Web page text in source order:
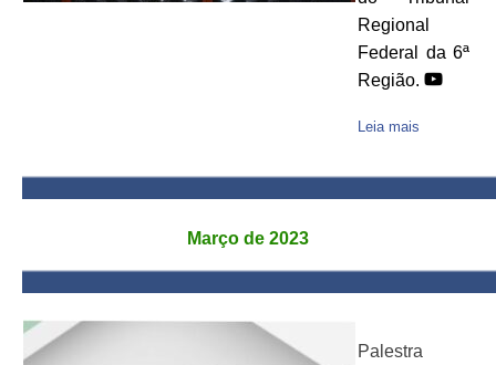
Regional
Federal da 6ª
Região.
Leia mais
Março de 2023
Palestra